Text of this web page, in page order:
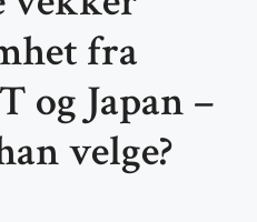
fra
og Japan –
velge?